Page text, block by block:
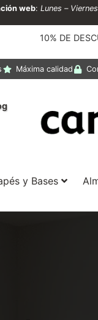
web: Lunes –
10% DE
Máxima calidad
y Bases